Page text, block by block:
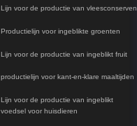
Lijn voor de productie van vleesconserven
Productielijn voor ingeblikte groenten
Lijn voor de productie van ingeblikt fruit
productielijn voor kant-en-klare maaltijden
Lijn voor de productie van ingeblikt
voedsel voor huisdieren